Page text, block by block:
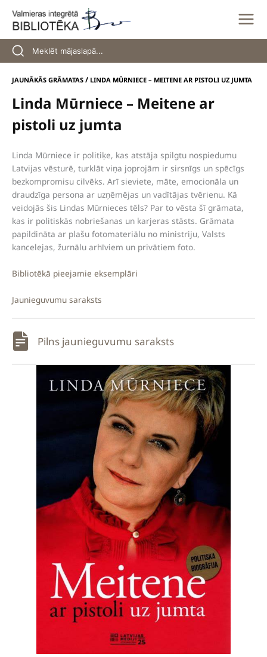
content
JAUNĀKĀS GRĀMATAS / LINDA MŪRNIECE – MEITENE AR PISTOLI UZ JUMTA
Linda Mūrniece – Meitene ar
pistoli uz jumta
Linda Mūrniece ir politiķe, kas atstāja spilgtu nospiedumu
Latvijas vēsturē, turklāt viņa joprojām ir sirsnīgs un spēcīgs
bezkompromisu cilvēks. Arī sieviete, māte, emocionāla un
draudzīga persona ar uzņēmējas un vadītājas tvērienu. Kā
veidojās šis Lindas Mūrnieces tēls? Par to vēsta šī grāmata,
kas ir politiskās nobriešanas un karjeras stāsts. Grāmata
papildināta ar plašu fotomateriālu no ministriju, Valsts
kancelejas, žurnālu arhīviem un privātiem foto.
Bibliotēkā pieejamie eksemplāri
Jaunieguvumu saraksts
Pilns jaunieguvumu saraksts